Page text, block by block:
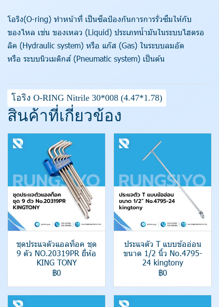
โอริง(O-ring) ทำหน้าที่ เป็นซีลป้องกันการการรั่วซึมให้กับ
ของไหล เช่น ของเหลว (Liquid) ประเภทน้ำมันในระบบไฮดรอ
ลิค (Hydraulic system) หรือ แก๊ส (Gas) ในระบบลมอัด
หรือ ระบบนิวเมติกส์ (Pneumatic system) เป็นต้น
โอริง O-RING Nitrile 30*008 (4.47*1.78)
สินค้าที่เกี่ยวข้อง
ชุดประแจตัวแอลท็อค ชุด
9 ตัว NO.20319PR ยี่ห้อ
KING TONY
฿0
ประแจตัว T แบบข้ออ่อน
ขนาด 1/2 นิ้ว No.4795-
24 kingtony
฿0